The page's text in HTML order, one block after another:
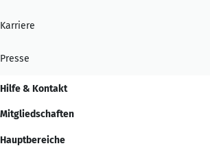
Karriere
Presse
Hilfe & Kontakt
Mitgliedschaften
Hauptbereiche